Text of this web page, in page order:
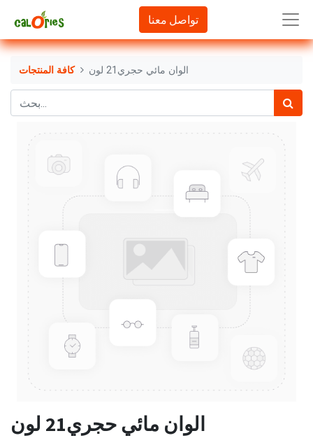
تواصل معنا
كافة المنتجات الوان مائي حجري21 لون
الوان مائي حجري21 لون